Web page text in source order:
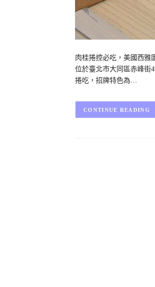
肉桂捲控必吃，美國西雅
位於臺北市大同區赤峰街
捲吃，招牌特色為…
CONTINUE READING